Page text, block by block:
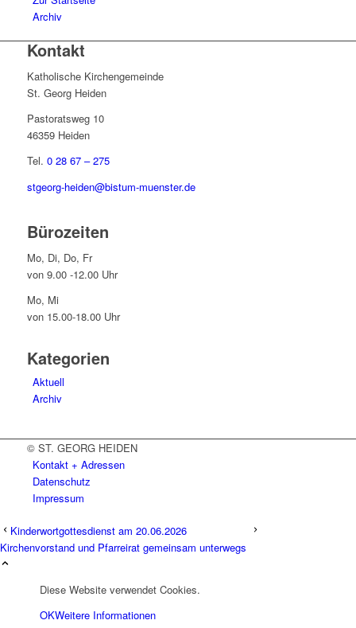
Archiv
Kontakt
Katholische Kirchengemeinde
St. Georg Heiden
Pastoratsweg 10
46359 Heiden
Tel. 0 28 67 – 275
stgeorg-heiden@bistum-muenster.de
Bürozeiten
Mo, Di, Do, Fr
von 9.00 -12.00 Uhr
Mo, Mi
von 15.00-18.00 Uhr
Kategorien
Aktuell
Archiv
© ST. GEORG HEIDEN
Kontakt + Adressen
Datenschutz
Impressum
Kinderwortgottesdienst am 20.06.2026
Kirchenvorstand und Pfarreirat gemeinsam unterwegs
Diese Website verwendet Cookies.
OKWeitere Informationen